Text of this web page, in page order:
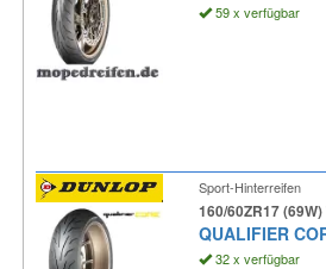
59 x verfügbar
Sport-Hinterreifen
160/60ZR17 (69W)
QUALIFIER
32 x verfügbar